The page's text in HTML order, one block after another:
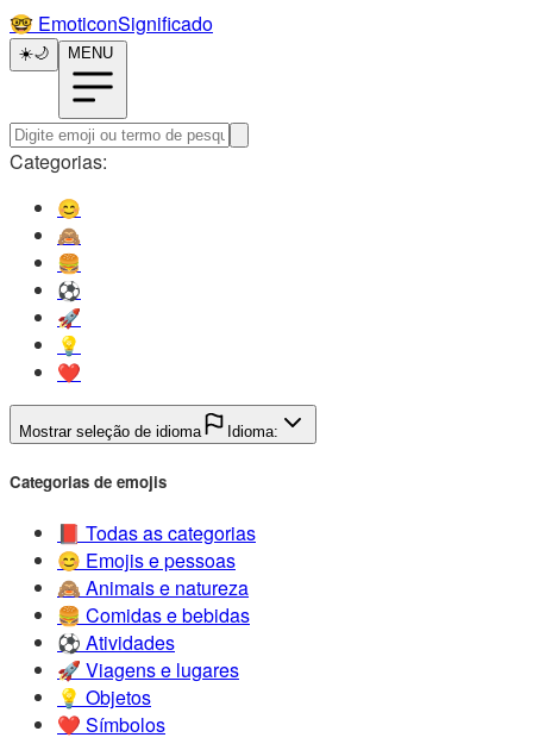
🤓️ EmoticonSignificado
☀️🌙 MENU
Categorias:
😊️
🙈️
🍔️
⚽️
🚀️
💡️
❤️
Mostrar seleção de idioma Idioma:
Categorias de emojis
📕️ Todas as categorias
😊️ Emojis e pessoas
🙈️ Animais e natureza
🍔️ Comidas e bebidas
⚽️ Atividades
🚀️ Viagens e lugares
💡️ Objetos
❤️ Símbolos